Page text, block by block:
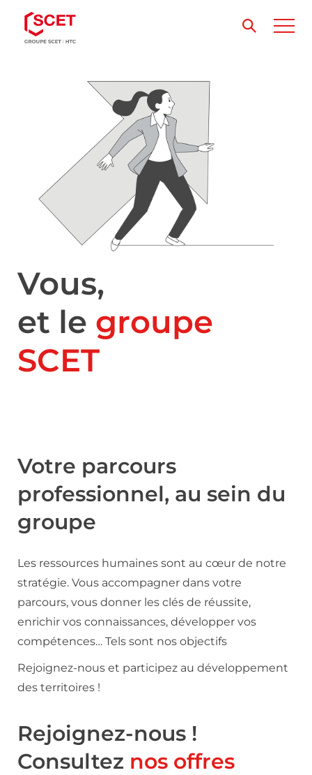
Vous,
et le groupe
SCET
Votre parcours
professionnel, au sein du
groupe
Les ressources humaines sont au cœur de notre
stratégie. Vous accompagner dans votre
parcours, vous donner les clés de réussite,
enrichir vos connaissances, développer vos
compétences… Tels sont nos objectifs
Rejoignez-nous et participez au développement
des territoires !
Rejoignez-nous !
Consultez nos offres